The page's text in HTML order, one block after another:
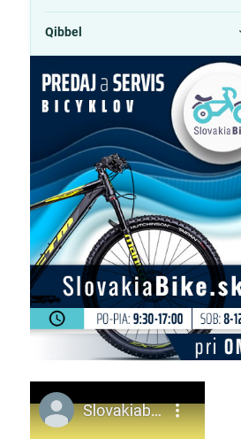
Qibbel